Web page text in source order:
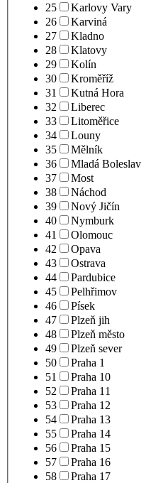
25
Karlovy Vary
26
Karviná
27
Kladno
28
Klatovy
29
Kolín
30
Kroměříž
31
Kutná Hora
32
Liberec
33
Litoměřice
34
Louny
35
Mělník
36
Mladá Boleslav
37
Most
38
Náchod
39
Nový Jičín
40
Nymburk
41
Olomouc
42
Opava
43
Ostrava
44
Pardubice
45
Pelhřimov
46
Písek
47
Plzeň jih
48
Plzeň město
49
Plzeň sever
50
Praha 1
51
Praha 10
52
Praha 11
53
Praha 12
54
Praha 13
55
Praha 14
56
Praha 15
57
Praha 16
58
Praha 17